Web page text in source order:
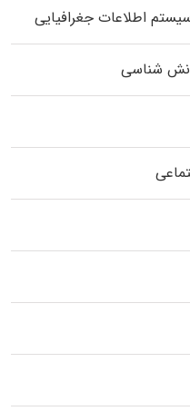
اطلاعات جغرافیایی
شناسی